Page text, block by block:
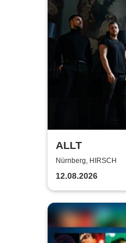
ALLT
Nürnberg, HIRSCH
12.08.2026